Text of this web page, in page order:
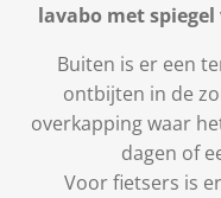
lavabo met
Buiten is er een
ontbijten in de
overkapping waar
dagen of
Voor fietsers is